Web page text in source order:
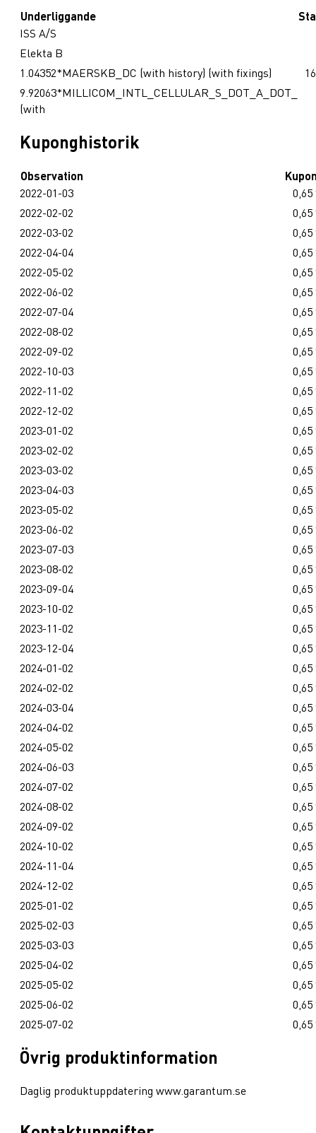
Underliggande
ISS A/S
Elekta B
1.04352*MAERSKB_DC (with history) (with fixings)
9.92063*MILLICOM_INTL_CELLULAR_S_DOT_A_DOT_
(with
Kuponghistorik
Observation
2022-01-03
0,65
2022-02-02
0,65
2022-03-02
0,65
2022-04-04
0,65
2022-05-02
0,65
2022-06-02
0,65
2022-07-04
0,65
2022-08-02
0,65
2022-09-02
0,65
2022-10-03
0,65
2022-11-02
0,65
2022-12-02
0,65
2023-01-02
0,65
2023-02-02
0,65
2023-03-02
0,65
2023-04-03
0,65
2023-05-02
0,65
2023-06-02
0,65
2023-07-03
0,65
2023-08-02
0,65
2023-09-04
0,65
2023-10-02
0,65
2023-11-02
0,65
2023-12-04
0,65
2024-01-02
0,65
2024-02-02
0,65
2024-03-04
0,65
2024-04-02
0,65
2024-05-02
0,65
2024-06-03
0,65
2024-07-02
0,65
2024-08-02
0,65
2024-09-02
0,65
2024-10-02
0,65
2024-11-04
0,65
2024-12-02
0,65
2025-01-02
0,65
2025-02-03
0,65
2025-03-03
0,65
2025-04-02
0,65
2025-05-02
0,65
2025-06-02
0,65
2025-07-02
0,65
Övrig produktinformation
Daglig produktuppdatering www.garantum.se